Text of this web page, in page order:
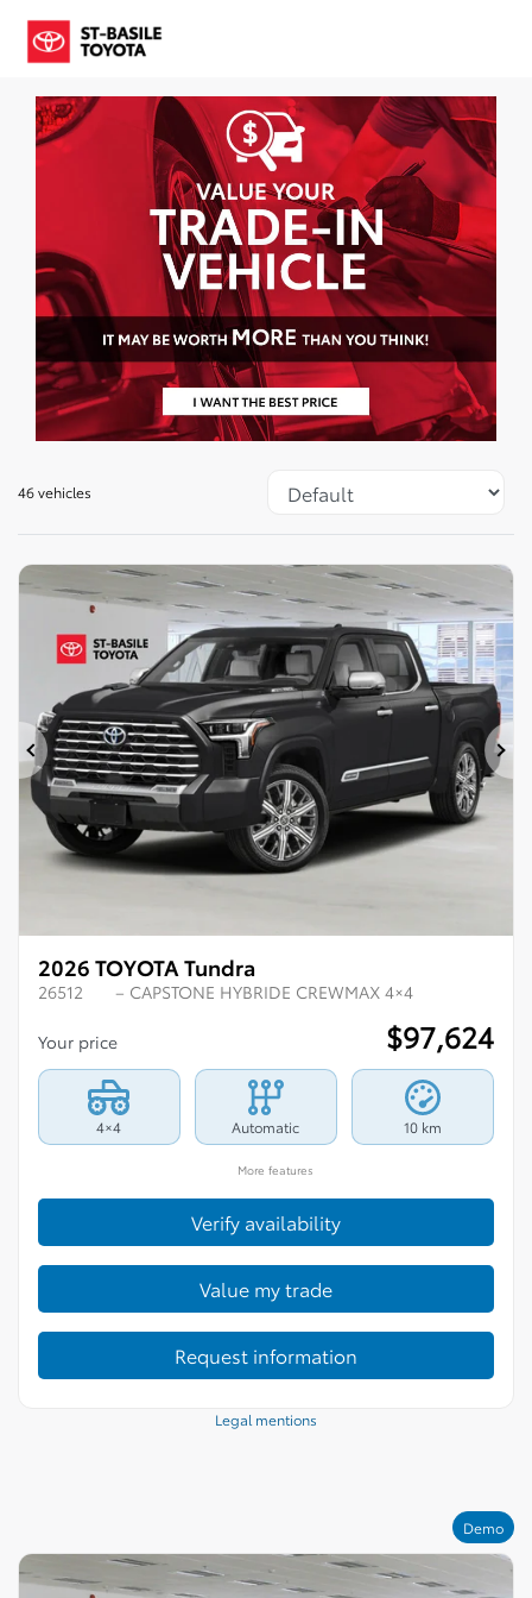
46 vehicles
Previous
2026 TOYOTA Tundra
26512 – CAPSTONE HYBRIDE CREWMAX 4×4
Your price $97,624
4×4 Automatic 10 km
More features
Verify availability
Value my trade
Request information
Legal mentions
Demo